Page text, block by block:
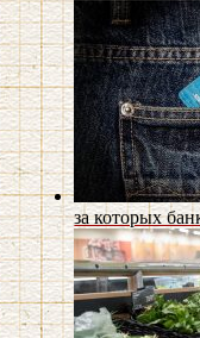
за которых